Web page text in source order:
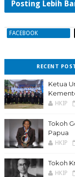
Posting Lebih
FACEBOOK
RECENT
Ketua
HKIP
Tokoh
Papua
HKIP
Tokoh
HKIP